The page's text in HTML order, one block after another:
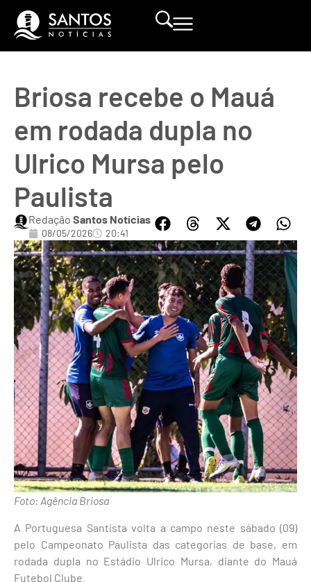
Briosa recebe o Mauá
em rodada dupla no
Ulrico Mursa pelo
Paulista
Redação Santos Notícias
08/05/2026 20:41
Foto: Agência Briosa
A Portuguesa Santista volta a campo neste sábado (09)
pelo Campeonato Paulista das categorias de base, em
rodada dupla no Estádio Ulrico Mursa, diante do Mauá
Futebol Clube.